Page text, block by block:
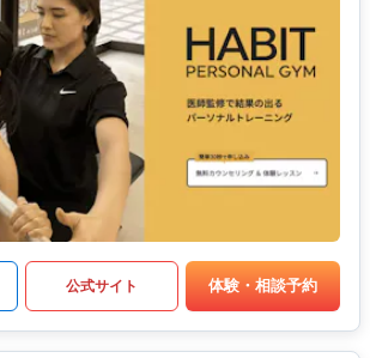
公式サイト 体験・相談予約